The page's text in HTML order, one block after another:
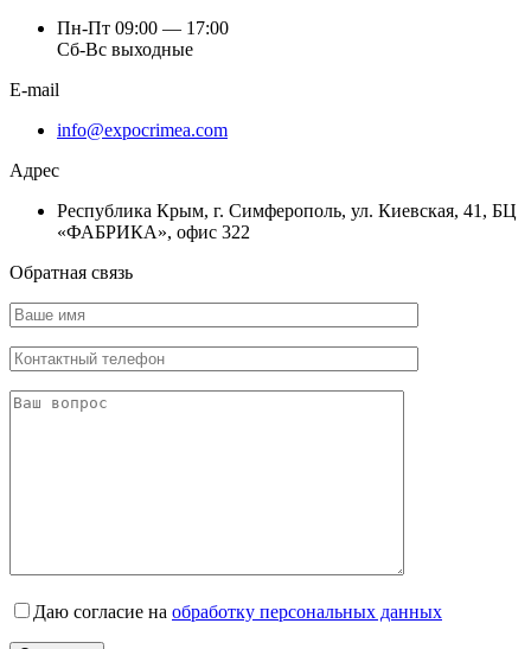
Пн-Пт 09:00 — 17:00
Сб-Вс выходные
E-mail
info@expocrimea.com
Адрес
Республика Крым, г. Симферополь, ул. Киевская, 41, БЦ
«ФАБРИКА», офис 322
Обратная связь
Даю согласие на обработку персональных данных